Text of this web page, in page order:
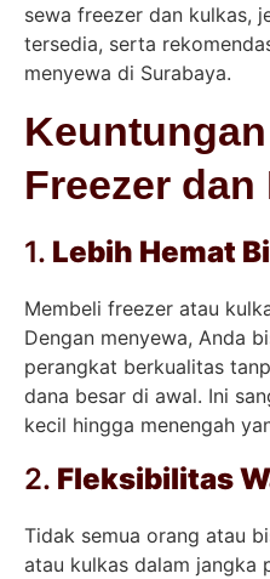
sewa freezer dan kulkas,
tersedia, serta
menyewa di Surabaya.
Freezer
1. Lebih Hemat
Membeli freezer atau
Dengan menyewa, Anda
perangkat berkualitas
dana besar di awal. Ini
kecil hingga menengah
2. Fleksibilitas
Tidak semua orang atau
atau kulkas dalam jangka